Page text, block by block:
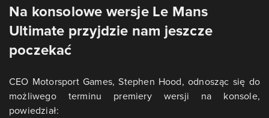
Na konsolowe wersje Le Mans
Ultimate przyjdzie nam jeszcze
poczekać
CEO Motorsport Games, Stephen Hood, odnosząc się do
możliwego terminu premiery wersji na konsole,
powiedział: